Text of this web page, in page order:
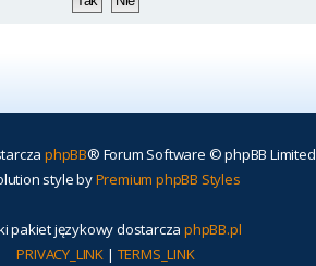
phpBB® Forum Software © phpBB Limited
style byPremium phpBB Styles
pakiet językowy dostarcza phpBB.pl
PRIVACY_LINK | TERMS_LINK